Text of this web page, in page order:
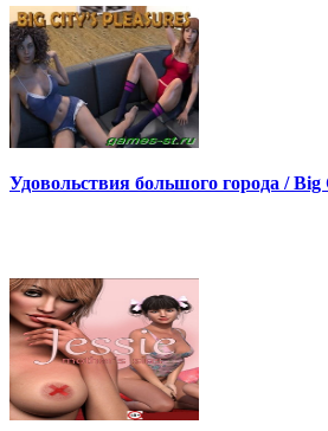
Удовольствия большого города /